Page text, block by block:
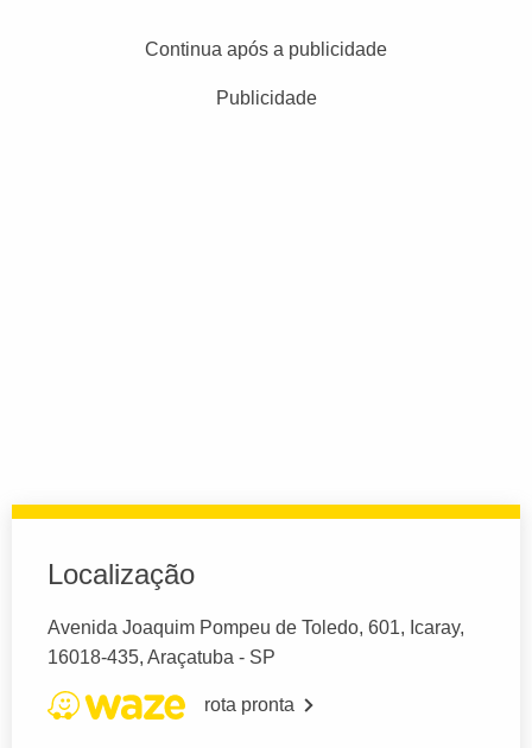
Continua após a publicidade
Publicidade
Localização
Avenida Joaquim Pompeu de Toledo, 601, Icaray,
16018-435, Araçatuba - SP
rota pronta